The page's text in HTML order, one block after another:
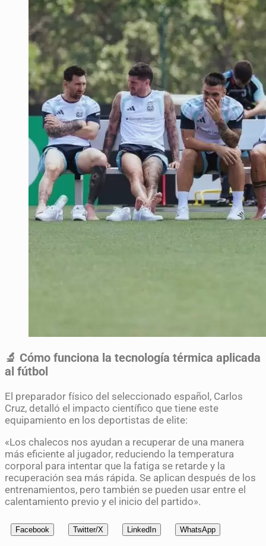
🔬 Cómo funciona la tecnología térmica aplicada
al fútbol
El preparador físico del seleccionado español, Carlos
Cruz, detalló el impacto científico que tiene este
equipamiento en los deportistas de elite:
«Los chalecos nos ayudan a recuperar de una manera
más eficiente al jugador, reduciendo la temperatura
corporal para intentar que la fatiga se retarde y la
recuperación sea más rápida. Se aplican después de los
entrenamientos, pero también se pueden usar entre el
calentamiento previo y el inicio del partido».
Facebook Twitter/X LinkedIn WhatsApp